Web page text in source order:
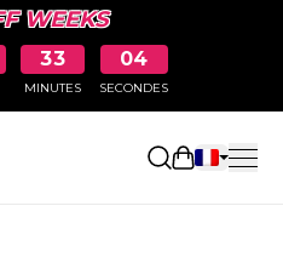
WEEKS
33
MINUTES
03
SECONDES
Ouvrir le